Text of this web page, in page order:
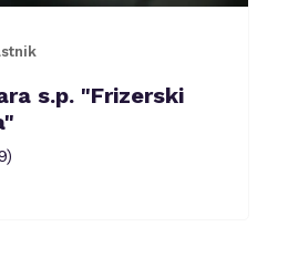
s.p. "Frizerski
)